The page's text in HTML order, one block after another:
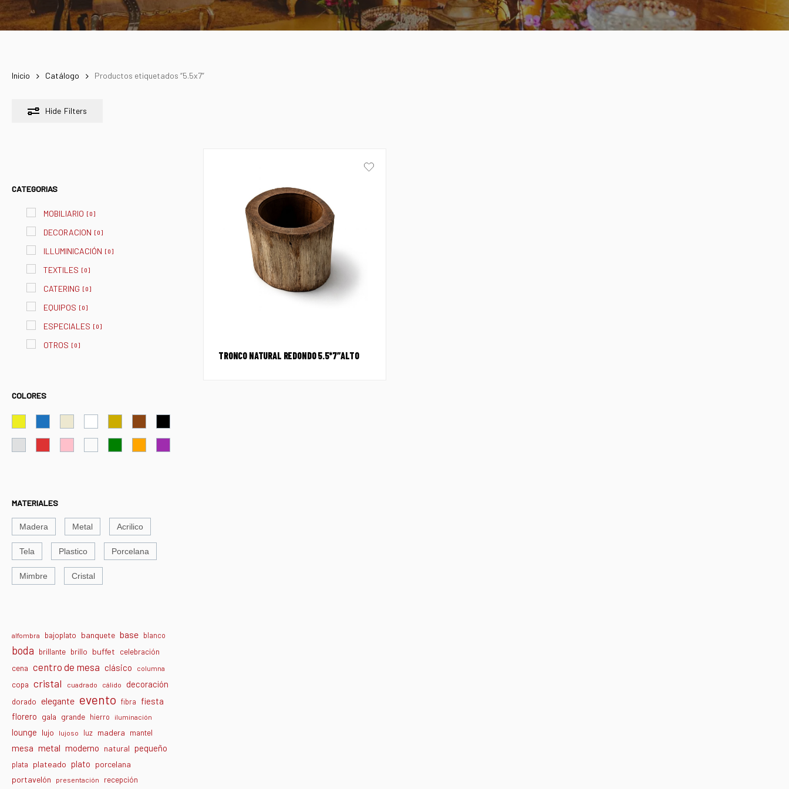
Inicio Catálogo Productos etiquetados “5.5x7”
Hide Filters
CATEGORIAS
MOBILIARIO [0]
DECORACION [0]
ILLUMINICACIÓN [0]
TEXTILES [0]
CATERING [0]
EQUIPOS [0]
ESPECIALES [0]
OTROS [0]
COLORES
MATERIALES
Madera Metal Acrilico
Tela Plastico Porcelana
Mimbre Cristal
alfombra bajoplato banquete base blanco
boda brillante brillo buffet celebración
cena centro de mesa clásico columna
copa cristal cuadrado cálido decoración
dorado elegante evento fibra fiesta
florero gala grande hierro iluminación
lounge lujo lujoso luz madera mantel
mesa metal moderno natural pequeño
plata plateado plato porcelana
portavelón
presentación recepción
TRONCO NATURAL REDONDO 5.5*7″ALTO